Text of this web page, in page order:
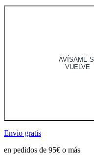
AVÍSAME SI
VUELVE
Envio gratis
en pedidos de 95€ o más